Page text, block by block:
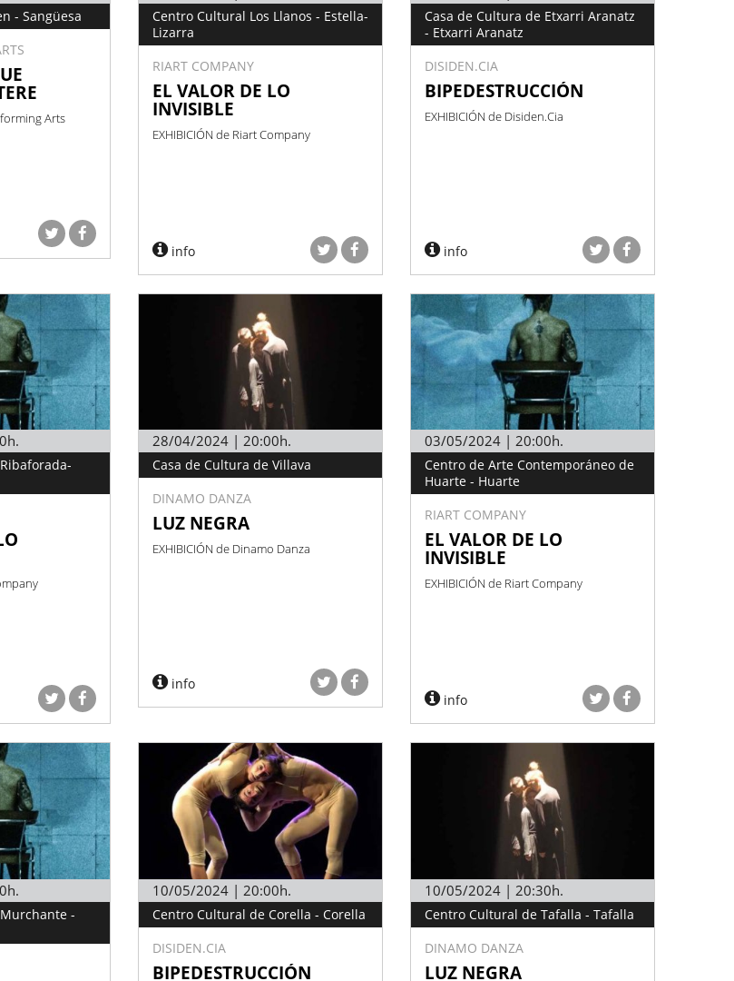
- Sangüesa
Arts
Centro Cultural Los Llanos - Estella-
Lizarra
RIART COMPANY
EL VALOR DE LO
INVISIBLE
EXHIBICIÓN de Riart Company
info
Casa de Cultura de Etxarri Aranatz
- Etxarri Aranatz
DISIDEN.CIA
BIPEDESTRUCCIÓN
EXHIBICIÓN de Disiden.Cia
info
28/04/2024 | 20:00h.
Casa de Cultura de Villava
DINAMO DANZA
LUZ NEGRA
EXHIBICIÓN de Dinamo Danza
info
03/05/2024 | 20:00h.
Centro de Arte Contemporáneo de
Huarte - Huarte
RIART COMPANY
EL VALOR DE LO
INVISIBLE
EXHIBICIÓN de Riart Company
info
-
10/05/2024 | 20:00h.
Centro Cultural de Corella - Corella
DISIDEN.CIA
BIPEDESTRUCCIÓN
10/05/2024 | 20:30h.
Centro Cultural de Tafalla - Tafalla
DINAMO DANZA
LUZ NEGRA